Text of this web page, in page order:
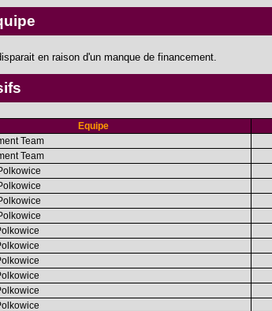
en raison d'un manque de financement.
Equipe
Team
Team